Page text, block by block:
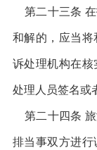
第二十三条
和解的，应当
诉处理机构在
处理人员签
第二十四条
排当事双方进